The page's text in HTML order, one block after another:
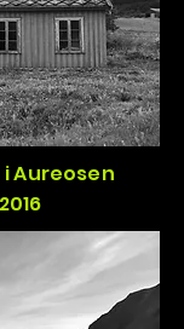
Aureosen